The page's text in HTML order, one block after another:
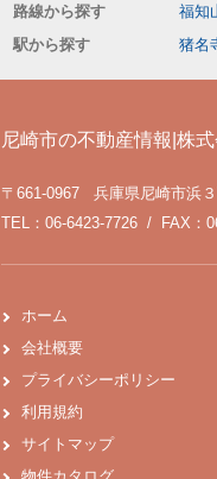
路線から探す
福知
駅から探す
猪名
尼崎市の不動産情報|株
〒661-0967 兵庫県尼崎市浜３
TEL：06-6423-7726 / FAX：
ホーム
会社概要
プライバシーポリシー
利用規約
サイトマップ